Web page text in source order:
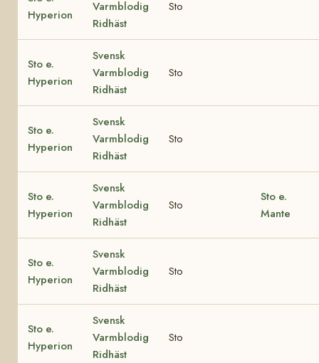
Hyperion
Varmblodig
Ridhäst
Sto
Sto e.
Hyperion
Svensk
Varmblodig
Ridhäst
Sto
Sto e.
Hyperion
Svensk
Varmblodig
Ridhäst
Sto
Sto e.
Hyperion
Svensk
Varmblodig
Ridhäst
Sto
Sto e.
Mante
Sto e.
Hyperion
Svensk
Varmblodig
Ridhäst
Sto
Sto e.
Hyperion
Svensk
Varmblodig
Ridhäst
Sto